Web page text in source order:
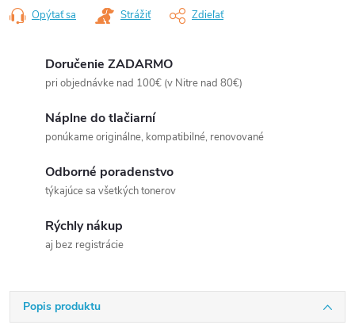
Opýtať sa Strážiť Zdieľať
Doručenie ZADARMO
pri objednávke nad 100€ (v Nitre nad 80€)
Náplne do tlačiarní
ponúkame originálne, kompatibilné, renovované
Odborné poradenstvo
týkajúce sa všetkých tonerov
Rýchly nákup
aj bez registrácie
Popis produktu